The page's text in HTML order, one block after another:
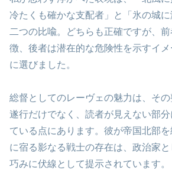
冷たくも確かな支配者」と「氷の城
二つの比喩。どちらも正確ですが、
徴、後者は潜在的な危険性を示すイ
に選びました。
総督としてのレーヴェの魅力は、そ
遂行だけでなく、読者が見えない部
ている点にあります。彼が帝国北部
に宿る影なる戦士の存在は、政治家
巧みに伏線として提示されています。